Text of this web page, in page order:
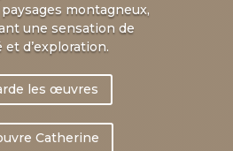
montagneux,
une sensation de
et d’exploration.
les œuvres
Catherine